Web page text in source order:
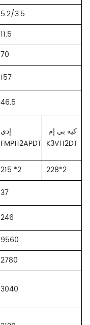
5.2/3.5
11.5
70
157
46.5
إدي
FMP112APDT
كيه بي إم
K3V112DT
215 *2
228*2
37
246
9560
2780
3040